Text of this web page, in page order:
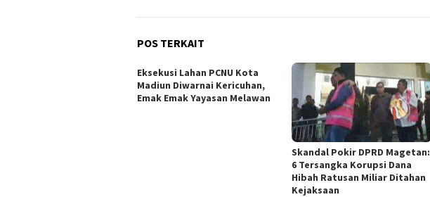
POS TERKAIT
Eksekusi Lahan PCNU Kota
Madiun Diwarnai Kericuhan,
Emak Emak Yayasan Melawan
Skandal Pokir DPRD Magetan:
6 Tersangka Korupsi Dana
Hibah Ratusan Miliar Ditahan
Kejaksaan